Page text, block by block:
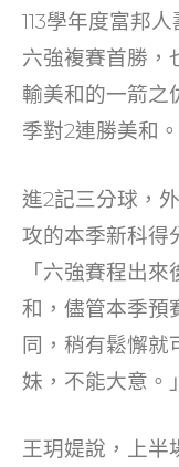
113學年度富邦
六強複賽首勝
輸美和的一箭之
季對2連勝美和。
進2記三分球，
攻的本季新科得
「六強賽程出
和，儘管本季預
同，稍有鬆懈就
妹，不能大意。」
王玥媞說，上半